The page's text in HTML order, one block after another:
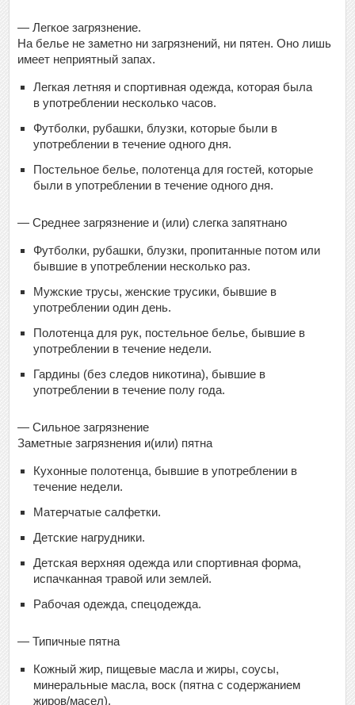
— Легкое загрязнение.
На белье не заметно ни загрязнений, ни пятен. Оно лишь
имеет неприятный запах.
Легкая летняя и спортивная одежда, которая была
в употреблении несколько часов.
Футболки, рубашки, блузки, которые были в
употреблении в течение одного дня.
Постельное белье, полотенца для гостей, которые
были в употреблении в течение одного дня.
— Среднее загрязнение и (или) слегка запятнано
Футболки, рубашки, блузки, пропитанные потом или
бывшие в употреблении несколько раз.
Мужские трусы, женские трусики, бывшие в
употреблении один день.
Полотенца для рук, постельное белье, бывшие в
употреблении в течение недели.
Гардины (без следов никотина), бывшие в
употреблении в течение полу года.
— Сильное загрязнение
Заметные загрязнения и(или) пятна
Кухонные полотенца, бывшие в употреблении в
течение недели.
Матерчатые салфетки.
Детские нагрудники.
Детская верхняя одежда или спортивная форма,
испачканная травой или землей.
Рабочая одежда, спецодежда.
— Типичные пятна
Кожный жир, пищевые масла и жиры, соусы,
минеральные масла, воск (пятна с содержанием
жиров/масел).